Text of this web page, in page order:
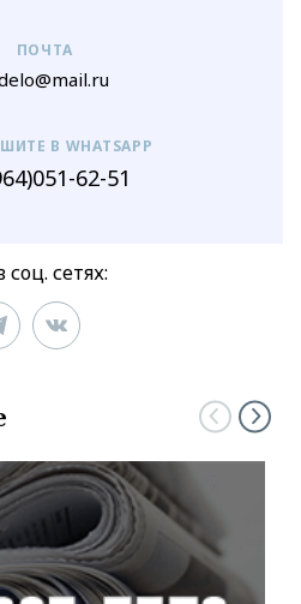
ПОЧТА
В WHATSAPP
62-51
сетях: